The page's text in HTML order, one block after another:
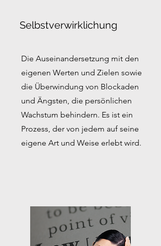
Selbstverwirklichung
Die Auseinandersetzung mit den
eigenen Werten und Zielen sowie
die Überwindung von Blockaden
und Ängsten, die persönlichen
Wachstum behindern. Es ist ein
Prozess, der von jedem auf seine
eigene Art und Weise erlebt wird.